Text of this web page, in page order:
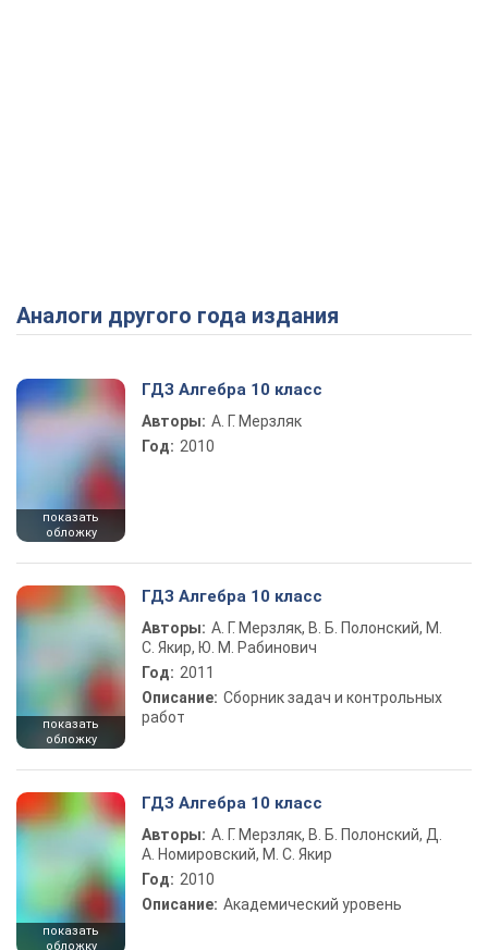
Аналоги другого года издания
показать
обложку
ГДЗ Алгебра 10 класс
Авторы: А. Г. Мерзляк
Год: 2010
показать
обложку
ГДЗ Алгебра 10 класс
Авторы: А. Г. Мерзляк, В. Б. Полонский, М.
С. Якир, Ю. М. Рабинович
Год: 2011
Описание: Сборник задач и контрольных
работ
показать
обложку
ГДЗ Алгебра 10 класс
Авторы: А. Г. Мерзляк, В. Б. Полонский, Д.
А. Номировский, М. С. Якир
Год: 2010
Описание: Академический уровень